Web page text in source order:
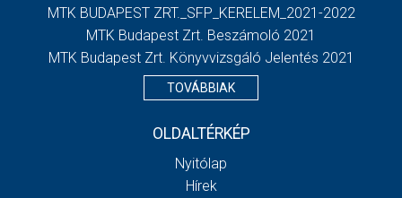
MTK BUDAPEST ZRT._SFP_KERELEM_2021-2022
MTK Budapest Zrt. Beszámoló 2021
MTK Budapest Zrt. Könyvvizsgáló Jelentés 2021
TOVÁBBIAK
OLDALTÉRKÉP
Nyitólap
Hírek